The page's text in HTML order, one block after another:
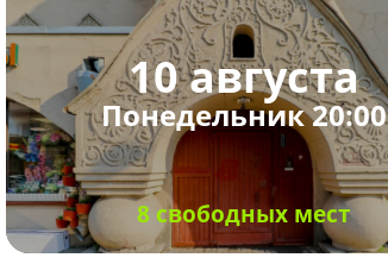
10 августа
Понедельник 20:00
8 свободных мест